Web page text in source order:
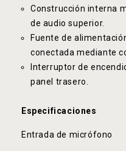
Construcción interna
de audio superior.
Fuente de
conectada mediante
Interruptor de
panel trasero.
Especificaciones
Entrada de micrófono